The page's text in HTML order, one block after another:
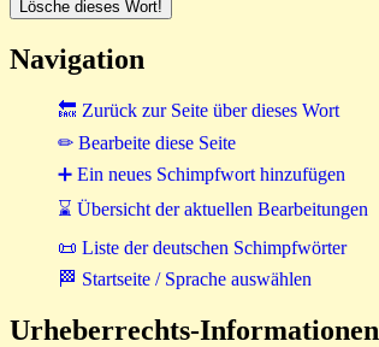
Navigation
🔙 Zurück zur Seite über dieses Wort
✏ Bearbeite diese Seite
➕ Ein neues Schimpfwort hinzufügen
⌛ Übersicht der aktuellen Bearbeitungen
📜 Liste der deutschen Schimpfwörter
🏁 Startseite / Sprache auswählen
Urheberrechts-Informationen